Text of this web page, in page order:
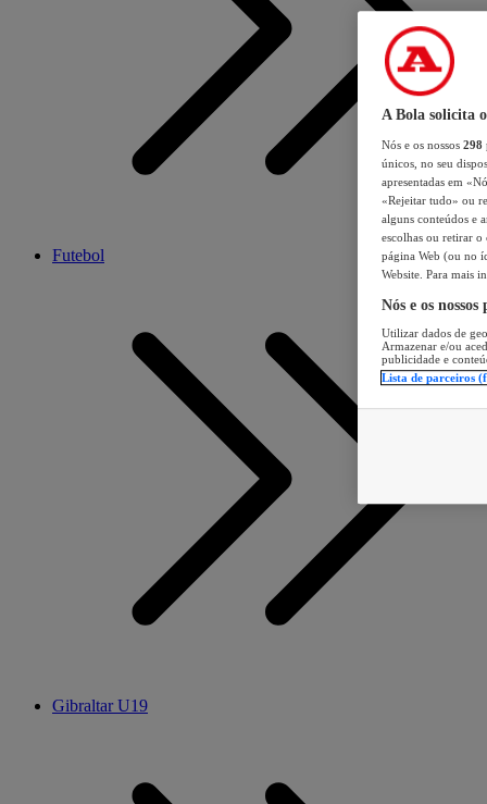
Futebol
Gibraltar U19
A Bola solicita
Nós e os nossos 298
únicos, no seu
apresentadas em
«Rejeitar tudo» ou
alguns conteúdos e
escolhas ou retirar
página Web (ou no
Website. Para mais
Nós e os
Utilizar dados de
Armazenar e/ou
publicidade e
Lista de parceiros